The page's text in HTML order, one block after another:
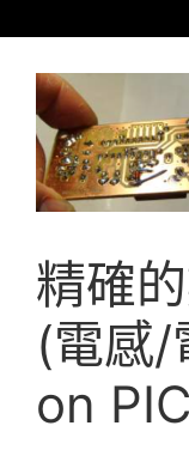
精確
(電感/
on